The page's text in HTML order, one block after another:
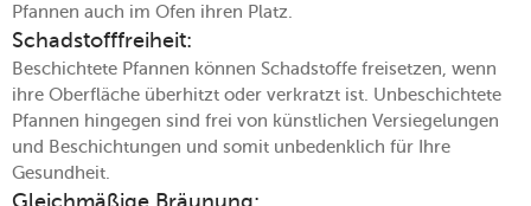
Pfannen auch im Ofen ihren Platz.
Schadstofffreiheit:
Beschichtete Pfannen können Schadstoffe freisetzen, wenn
ihre Oberfläche überhitzt oder verkratzt ist. Unbeschichtete
Pfannen hingegen sind frei von künstlichen Versiegelungen
und Beschichtungen und somit unbedenklich für Ihre
Gesundheit.
Gleichmäßige Bräunung: